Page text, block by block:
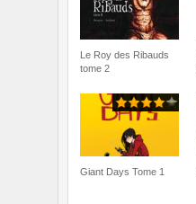
Le Roy des Ribauds
tome 2
Giant Days Tome 1